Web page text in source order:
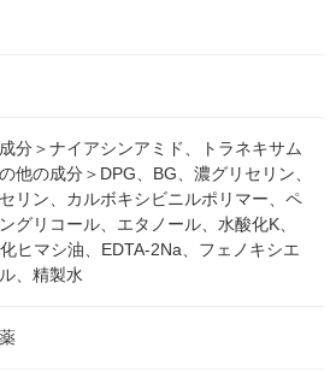
分＞ナイアシンアミド、トラネキサム
他の成分＞DPG、BG、濃グリセリン、
リン、カルボキシビニルポリマー、ペ
グリコール、エタノール、水酸化K、
ヒマシ油、EDTA-2Na、フェノキシエ
、精製水